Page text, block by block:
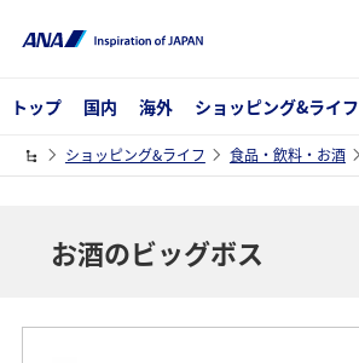
トップ 国内 海外 ショッピング&ライフ
ショッピング&ライフ 食品・飲料・お酒
お酒のビッグボス